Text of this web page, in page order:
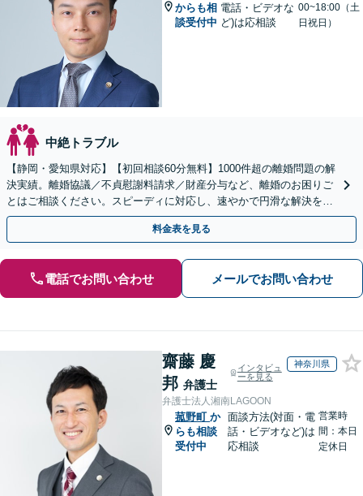
からも相
談受付中
電話・ビデオな
ど)は応相談
00~18:00（土
日祝日）
中絶トラブル
【静岡・愛知県対応】【初回相談60分無料】1000件超の離婚問題の解
決実績。離婚協議／不貞慰謝料請求／財産分与など、離婚のお困りご
とはご相談ください。スピーディに対応し、速やかで円滑な解決を目
指します【女性弁護士・男性弁護士どちらも所属】
料金表を見る
電話でお問い合わせ メールでお問い合わせ
齋藤 慶
邦 弁護士
インタビュ
ーを見る
神奈川県
弁護士法人湘南LAGOON
菰野町 か
らも相談
受付中
面談方法(対面・電
話・ビデオなど)は
応相談
営業時
間：本日
定休日